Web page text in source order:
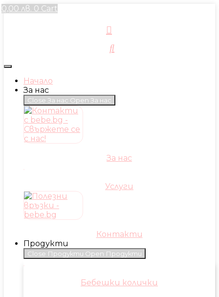
Skip
0,00 лв. 0 Cart
Начало
За нас
Close За нас Open За нас
За нас
Услуги
Контакти
Продукти
Close Продукти Open Продукти
Бебешки колички